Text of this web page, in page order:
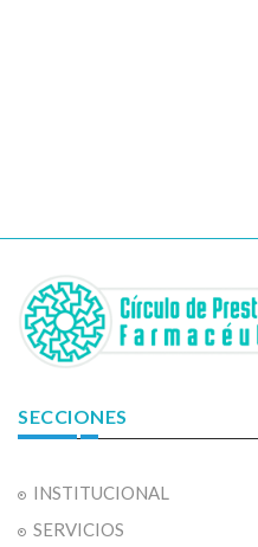
SECCIONES
INSTITUCIONAL
SERVICIOS